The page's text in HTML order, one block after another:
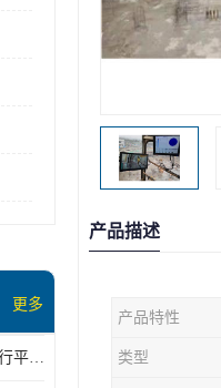
更多
喷淋联动 喷淋范围广 运行平稳 噪音小
产品描述
产品特性
类型